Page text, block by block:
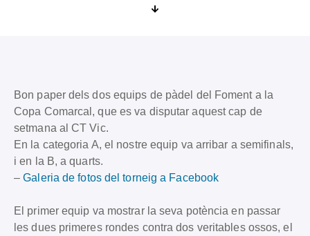
Bon paper dels dos equips de pàdel del Foment a la
Copa Comarcal, que es va disputar aquest cap de
setmana al CT Vic.
En la categoria A, el nostre equip va arribar a semifinals,
i en la B, a quarts.
–Galeria de fotos del torneig a Facebook
El primer equip va mostrar la seva potència en passar
les dues primeres rondes contra dos veritables ossos, el